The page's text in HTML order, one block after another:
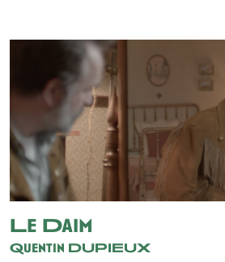
Le Daim
Quentin DUPIEUX